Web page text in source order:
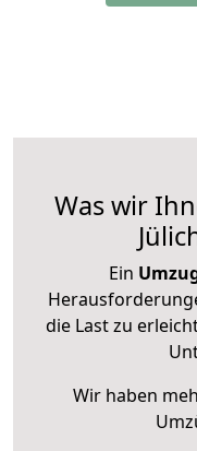
Was wir
Ein
die Last zu
Wir haben